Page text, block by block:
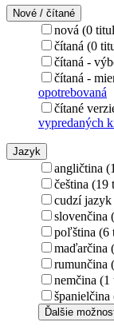
Nové / čítané
nová (0
čítaná (0
čítaná -
čítaná -
opotrebovaná
čítané
vypredaných
Jazyk
angličtina
čeština (19
cudzí
slovenčina
poľština (6
maďarčina
rumunčina
nemčina (1
Ďalšie